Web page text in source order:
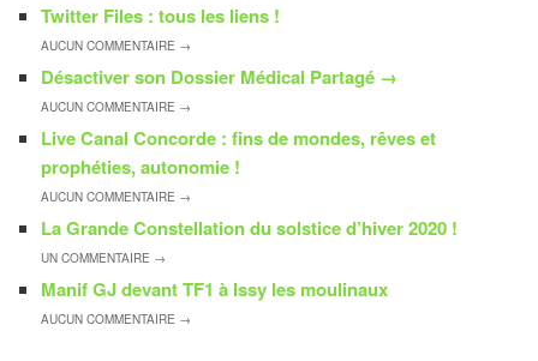
Twitter Files : tous les liens !
AUCUNCOMMENTAIRE →
Désactiver son Dossier Médical Partagé →
AUCUNCOMMENTAIRE →
Live Canal Concorde : fins de mondes, rêves et
prophéties, autonomie !
AUCUNCOMMENTAIRE →
La Grande Constellation du solstice d’hiver 2020 !
UNCOMMENTAIRE →
Manif GJ devant TF1 à Issy les moulinaux
AUCUNCOMMENTAIRE →